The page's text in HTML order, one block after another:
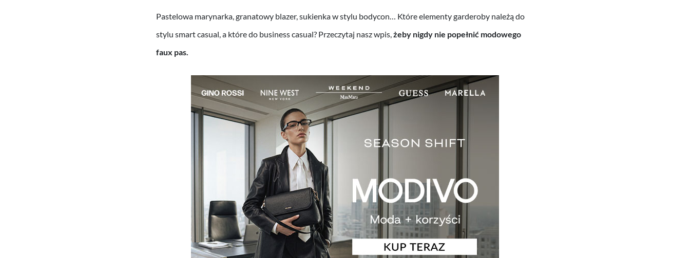
Pastelowa marynarka, granatowy blazer, sukienka w stylu bodycon… Które elementy garderoby należą do
stylu smart casual, a które do business casual? Przeczytaj nasz wpis,żeby nigdy nie popełnić modowego
faux pas.